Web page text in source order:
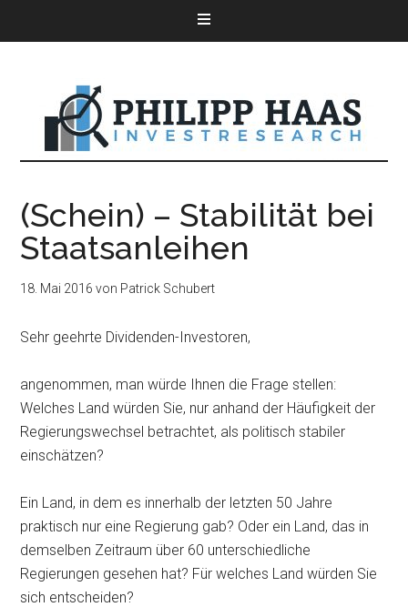
(Schein) – Stabilität bei
Staatsanleihen
18. Mai 2016 von Patrick Schubert
Sehr geehrte Dividenden-Investoren,
angenommen, man würde Ihnen die Frage stellen:
Welches Land würden Sie, nur anhand der Häufigkeit der
Regierungswechsel betrachtet, als politisch stabiler
einschätzen?
Ein Land, in dem es innerhalb der letzten 50 Jahre
praktisch nur eine Regierung gab? Oder ein Land, das in
demselben Zeitraum über 60 unterschiedliche
Regierungen gesehen hat? Für welches Land würden Sie
sich entscheiden?